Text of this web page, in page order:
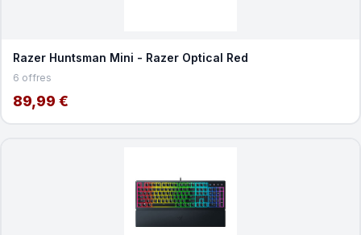
Razer Huntsman Mini - Razer Optical Red
6 offres
89,99 €